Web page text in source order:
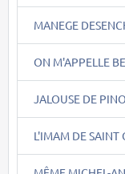
MANEGE
ON M'APPELLE
JALOUSE DE
L'IMAM DE SAINT